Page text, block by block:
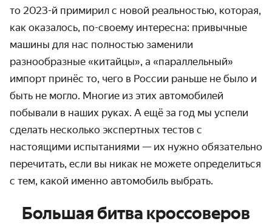
то 2023-й примирил с новой реальностью, которая,
как оказалось, по-своему интересна: привычные
машины для нас полностью заменили
разнообразные «китайцы», а «параллельный»
импорт принёс то, чего в России раньше не было и
быть не могло. Многие из этих автомобилей
побывали в наших руках. А ещё за год мы успели
сделать несколько экспертных тестов с
настоящими испытаниями — их нужно обязательно
перечитать, если вы никак не можете определиться
с тем, какой именно автомобиль выбрать.
Большая битва кроссоверов